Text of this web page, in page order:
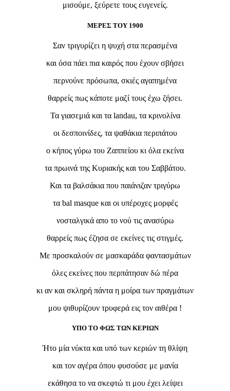
μισούμε, ξεύρετε τους ευγενείς.
ΜΕΡΕΣ ΤΟΥ 1900
Σαν τριγυρίζει η ψυχή στα περασμένα
και όσα πάει πια καιρός που έχουν σβήσει
περνούνε πρόσωπα, σκιές αγαπημένα
θαρρείς πως κάποτε μαζί τους έχω ζήσει.
Τα γιασεμιά και τα landau, τα κρινολίνα
οι δεσποινίδες, τα ψαθάκια περιπάτου
ο κήπος γύρω του Ζαππείου κι όλα εκείνα
τα πρωινά της Κυριακής και του Σαββάτου.
Και τα βαλσάκια που παιάνιζαν τριγύρω
τα bal masque και οι υπέροχες μορφές
νοσταλγικά απο το νού τις ανασύρω
θαρρείς πως έζησα σε εκείνες τις στιγμές.
Με προσκαλούν σε μασκαράδα φαντασμάτων
όλες εκείνες που περπάτησαν δώ πέρα
κι αν και σκληρή πάντα η μοίρα των πραγμάτων
μου ψιθυρίζουν τρυφερά εις τον αιθέρα !
ΥΠΟ ΤΟ ΦΩΣ ΤΩΝ ΚΕΡΙΩΝ
Ήτο μία νύκτα και υπό των κεριών τη θλίψη
και τον αγέρα όπου φυσούσε με μανία
εκάθησα το να σκεφτώ τι μου έχει λείψει